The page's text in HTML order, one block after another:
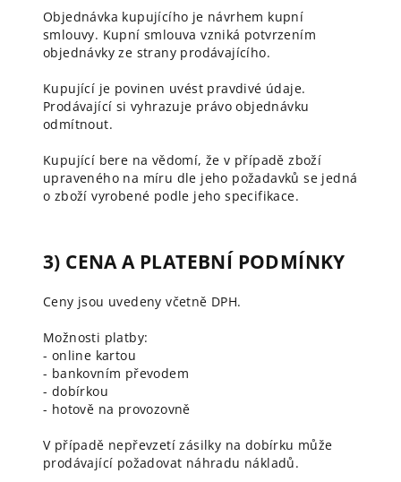
Objednávka kupujícího je návrhem kupní
smlouvy. Kupní smlouva vzniká potvrzením
objednávky ze strany prodávajícího.
Kupující je povinen uvést pravdivé údaje.
Prodávající si vyhrazuje právo objednávku
odmítnout.
Kupující bere na vědomí, že v případě zboží
upraveného na míru dle jeho požadavků se jedná
o zboží vyrobené podle jeho specifikace.
3) CENA A PLATEBNÍ PODMÍNKY
Ceny jsou uvedeny včetně DPH.
Možnosti platby:
- online kartou
- bankovním převodem
- dobírkou
- hotově na provozovně
V případě nepřevzetí zásilky na dobírku může
prodávající požadovat náhradu nákladů.